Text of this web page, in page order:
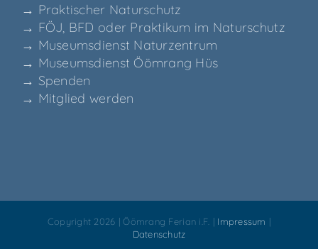
→ Prak­ti­scher Naturschutz
→ FÖJ, BFD oder Prak­ti­kum im Naturschutz
→ Muse­ums­dienst Naturzentrum
→ Muse­ums­dienst Ööm­rang Hüs
→ Spen­den
→ Mit­glied werden
Copyright 2026 | Öömrang Ferian i.F. | Impressum |
Datenschutz